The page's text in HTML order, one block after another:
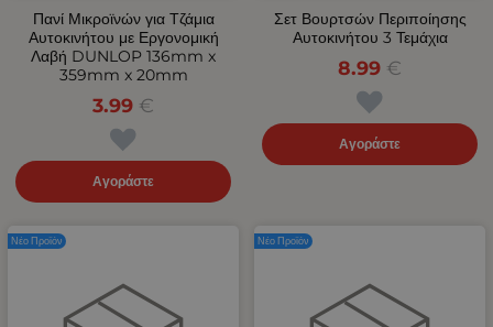
Πανί Μικροϊνών για Τζάμια
Αυτοκινήτου με Εργονομική
Λαβή DUNLOP 136mm x
359mm x 20mm
3.99 €
Αγοράστε
Σετ Βουρτσών Περιποίησης
Αυτοκινήτου 3 Τεμάχια
8.99 €
Αγοράστε
Νέο Προϊόν Νέο Προϊόν